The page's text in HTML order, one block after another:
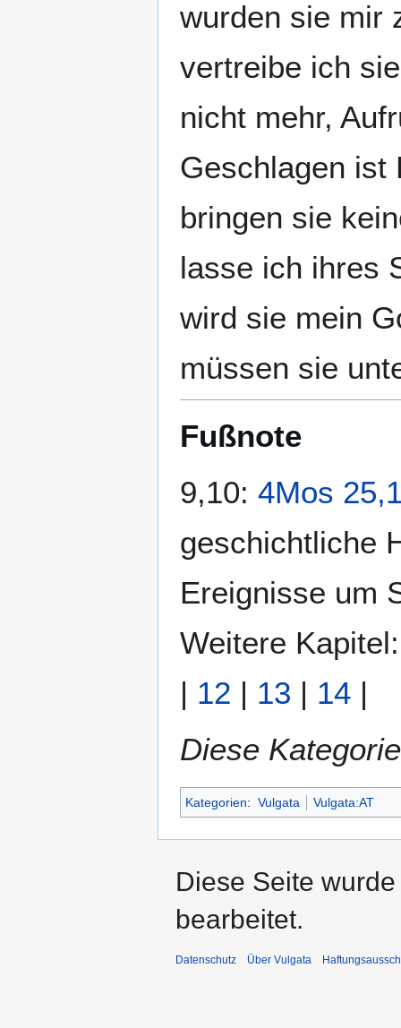
wurden sie mir
vertreibe ich
nicht mehr,
Geschlagen ist
bringen sie
lasse ich ihres
wird sie mein
müssen sie
Fußnote
9,10: 4Mos
geschichtliche
Ereignisse um
Weitere
| 12 | 13 | 14 |
Diese
Kategorien: Vulgata Vulgata:AT
Diese Seite
bearbeitet.
Datenschutz Über Vulgata